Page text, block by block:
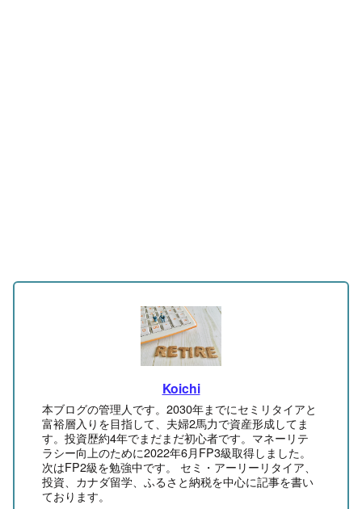
Koichi
本ブログの管理人です。2030年までにセミリタイアと
富裕層入りを目指して、夫婦2馬力で資産形成してま
す。投資歴約4年でまだまだ初心者です。マネーリテ
ラシー向上のために2022年6月FP3級取得しました。
次はFP2級を勉強中です。 セミ・アーリーリタイア、
投資、カナダ留学、ふるさと納税を中心に記事を書い
ております。